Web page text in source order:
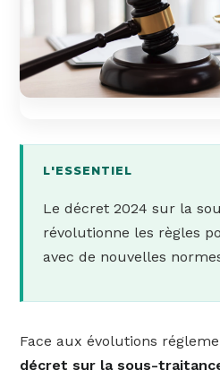
L'ESSENTIEL
Le décret 2024 sur la
révolutionne les règles
avec de nouvelles
Face aux évolutions
décret sur la sous-